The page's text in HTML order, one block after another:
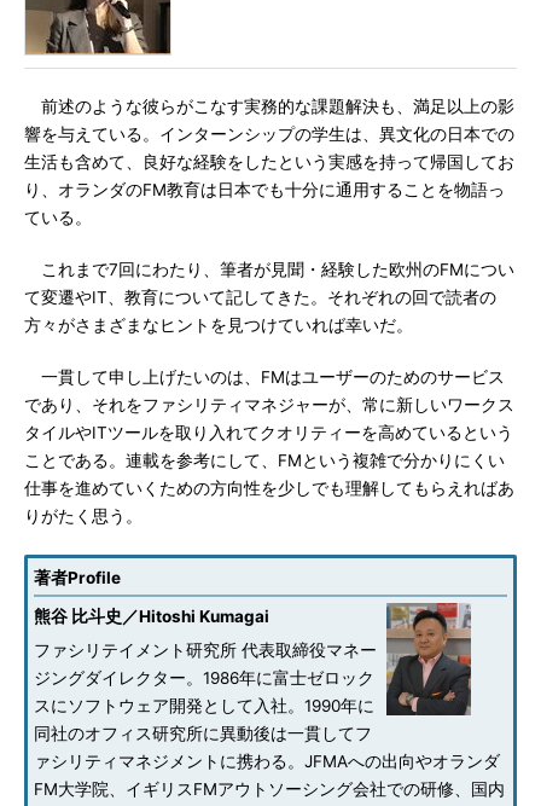
前述のような彼らがこなす実務的な課題解決も、満足以上の影
響を与えている。インターンシップの学生は、異文化の日本での
生活も含めて、良好な経験をしたという実感を持って帰国してお
り、オランダのFM教育は日本でも十分に通用することを物語っ
ている。
これまで7回にわたり、筆者が見聞・経験した欧州のFMについ
て変遷やIT、教育について記してきた。それぞれの回で読者の
方々がさまざまなヒントを見つけていれば幸いだ。
一貫して申し上げたいのは、FMはユーザーのためのサービス
であり、それをファシリティマネジャーが、常に新しいワークス
タイルやITツールを取り入れてクオリティーを高めているという
ことである。連載を参考にして、FMという複雑で分かりにくい
仕事を進めていくための方向性を少しでも理解してもらえればあ
りがたく思う。
著者Profile
熊谷 比斗史／Hitoshi Kumagai
ファシリテイメント研究所 代表取締役マネー
ジングダイレクター。1986年に富士ゼロック
スにソフトウェア開発として入社。1990年に
同社のオフィス研究所に異動後は一貫してフ
ァシリティマネジメントに携わる。JFMAへの出向やオランダ
FM大学院、イギリスFMアウトソーシング会社での研修、国内